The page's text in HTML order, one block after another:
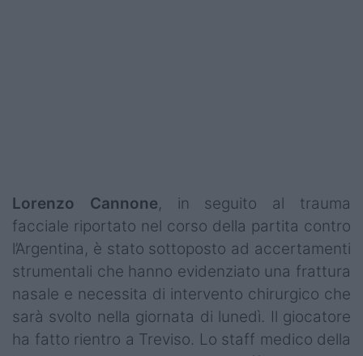
Lorenzo Cannone, in seguito al trauma
facciale riportato nel corso della partita contro
l’Argentina, è stato sottoposto ad accertamenti
strumentali che hanno evidenziato una frattura
nasale e necessita di intervento chirurgico che
sarà svolto nella giornata di lunedì. Il giocatore
ha fatto rientro a Treviso. Lo staff medico della